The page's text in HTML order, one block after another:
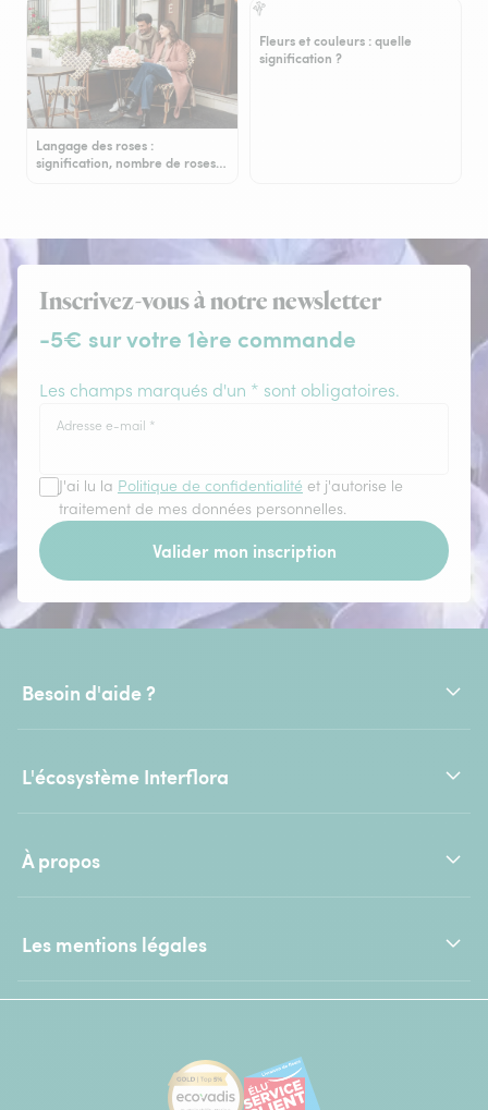
Langage des roses :
signification, nombre de roses…
Fleurs et couleurs : quelle
signification ?
Inscrivez-vous à notre newsletter
-5€ sur votre 1ère commande
Les champs marqués d'un * sont obligatoires.
Adresse e-mail *
J'ai lu la Politique de confidentialité et j'autorise le
traitement de mes données personnelles.
Valider mon inscription
Besoin d'aide ?
L'écosystème Interflora
À propos
Les mentions légales